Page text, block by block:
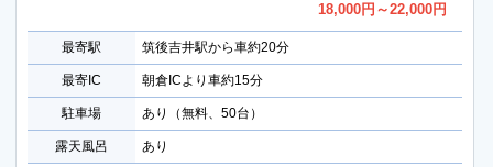
18,000円 ～22,000円
最寄駅 筑後吉井駅から車約20分
最寄IC 朝倉ICより車約15分
駐車場 あり（無料、50台）
露天風呂 あり